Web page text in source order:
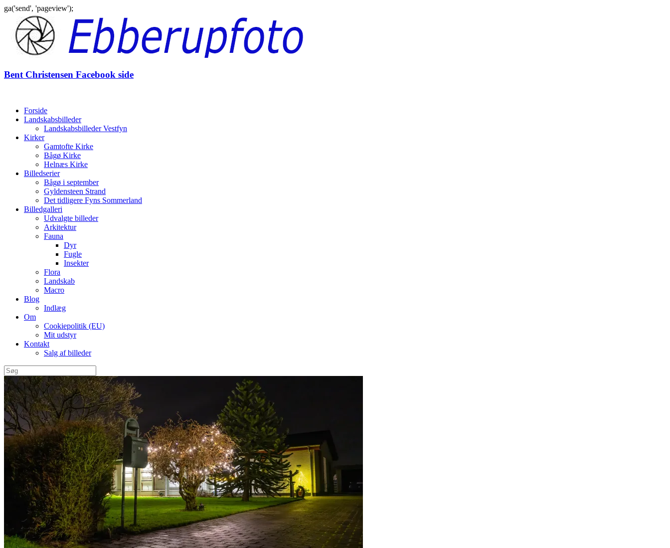
ga('send', 'pageview');
indhold
Bent Christensen Facebook side
Forside
Landskabsbilleder
Landskabsbilleder Vestfyn
Kirker
Gamtofte Kirke
Bågø Kirke
Helnæs Kirke
Billedserier
Bågø i september
Gyldensteen Strand
Det tidligere Fyns Sommerland
Billedgalleri
Udvalgte billeder
Arkitektur
Fauna
Dyr
Fugle
Insekter
Flora
Landskab
Macro
Blog
Indlæg
Om
Cookiepolitik (EU)
Mit udstyr
Kontakt
Salg af billeder
Søg
efter: